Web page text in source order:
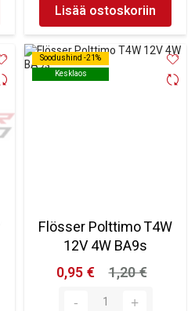
Lisää ostoskoriin
Soodushind -21%
Kesklaos
Soodushind -21%
Kesklaos
Flösser Polttimo T4W
12V 4W BA9s
0,95 €
1,20 €